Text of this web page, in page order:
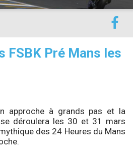
FSBK Pré Mans les
approche à grands pas et la
déroulera les 30 et 31 mars
des 24 Heures du Mans